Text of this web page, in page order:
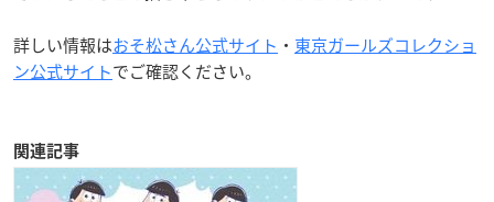
詳しい情報はおそ松さん公式サイト ・ 東京ガールズコレクショ
ン公式サイトでご確認ください。
関連記事